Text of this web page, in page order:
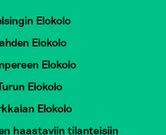
Elokolo
Elokolo
Elokolo
Elokolo
Elokolo
haastaviin tilanteisiin